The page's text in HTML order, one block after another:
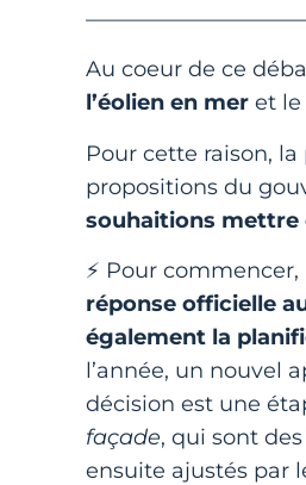
Au coeur de ce
l’éolien en mer et le
Pour cette raison,
propositions du
souhaitions mettre
⚡ Pour
réponse officielle
également la
l’année, un nouvel
décision est une
façade, qui sont
ensuite ajustés par